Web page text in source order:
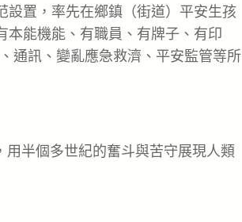
設置，率先在鄉鎮（街道）平安生孩
本能機能、有職員、有牌子、有印
通訊、變亂應急救濟、平安監管等所
半個多世紀的奮斗與苦守展現人類